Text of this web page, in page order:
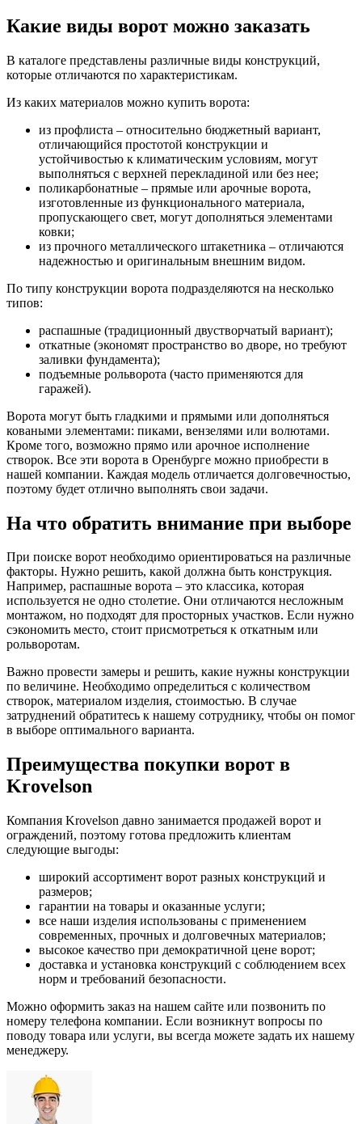
Какие виды ворот можно заказать
В каталоге представлены различные виды конструкций,
которые отличаются по характеристикам.
Из каких материалов можно купить ворота:
из профлиста – относительно бюджетный вариант,
отличающийся простотой конструкции и
устойчивостью к климатическим условиям, могут
выполняться с верхней перекладиной или без нее;
поликарбонатные – прямые или арочные ворота,
изготовленные из функционального материала,
пропускающего свет, могут дополняться элементами
ковки;
из прочного металлического штакетника – отличаются
надежностью и оригинальным внешним видом.
По типу конструкции ворота подразделяются на несколько
типов:
распашные (традиционный двустворчатый вариант);
откатные (экономят пространство во дворе, но требуют
заливки фундамента);
подъемные рольворота (часто применяются для
гаражей).
Ворота могут быть гладкими и прямыми или дополняться
коваными элементами: пиками, вензелями или волютами.
Кроме того, возможно прямо или арочное исполнение
створок. Все эти ворота в Оренбурге можно приобрести в
нашей компании. Каждая модель отличается долговечностью,
поэтому будет отлично выполнять свои задачи.
На что обратить внимание при выборе
При поиске ворот необходимо ориентироваться на различные
факторы. Нужно решить, какой должна быть конструкция.
Например, распашные ворота – это классика, которая
используется не одно столетие. Они отличаются несложным
монтажом, но подходят для просторных участков. Если нужно
сэкономить место, стоит присмотреться к откатным или
рольворотам.
Важно провести замеры и решить, какие нужны конструкции
по величине. Необходимо определиться с количеством
створок, материалом изделия, стоимостью. В случае
затруднений обратитесь к нашему сотруднику, чтобы он помог
в выборе оптимального варианта.
Преимущества покупки ворот в
Krovelson
Компания Krovelson давно занимается продажей ворот и
ограждений, поэтому готова предложить клиентам
следующие выгоды:
широкий ассортимент ворот разных конструкций и
размеров;
гарантии на товары и оказанные услуги;
все наши изделия использованы с применением
современных, прочных и долговечных материалов;
высокое качество при демократичной цене ворот;
доставка и установка конструкций с соблюдением всех
норм и требований безопасности.
Можно оформить заказ на нашем сайте или позвонить по
номеру телефона компании. Если возникнут вопросы по
поводу товара или услуги, вы всегда можете задать их нашему
менеджеру.